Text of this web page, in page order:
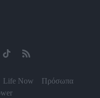
Life Now
Πρόσωπα